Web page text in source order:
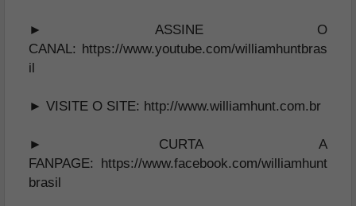
► ASSINE O
CANAL: https://www.youtube.com/williamhuntbras
il
► VISITE O SITE: http://www.williamhunt.com.br
► CURTA A
FANPAGE: https://www.facebook.com/williamhunt
brasil